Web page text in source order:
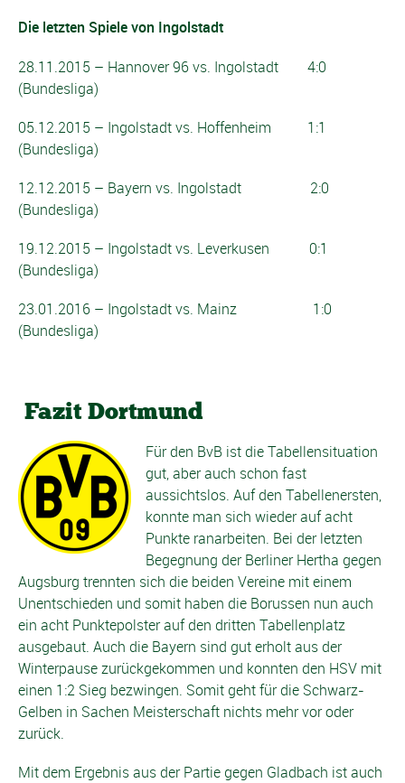
Die letzten Spiele von Ingolstadt
28.11.2015 – Hannover 96 vs. Ingolstadt 4:0
(Bundesliga)
05.12.2015 – Ingolstadt vs. Hoffenheim 1:1
(Bundesliga)
12.12.2015 – Bayern vs. Ingolstadt 2:0
(Bundesliga)
19.12.2015 – Ingolstadt vs. Leverkusen 0:1
(Bundesliga)
23.01.2016 – Ingolstadt vs. Mainz 1:0
(Bundesliga)
Fazit Dortmund
Für den BvB ist die Tabellensituation
gut, aber auch schon fast
aussichtslos. Auf den Tabellenersten,
konnte man sich wieder auf acht
Punkte ranarbeiten. Bei der letzten
Begegnung der Berliner Hertha gegen
Augsburg trennten sich die beiden Vereine mit einem
Unentschieden und somit haben die Borussen nun auch
ein acht Punktepolster auf den dritten Tabellenplatz
ausgebaut. Auch die Bayern sind gut erholt aus der
Winterpause zurückgekommen und konnten den HSV mit
einen 1:2 Sieg bezwingen. Somit geht für die Schwarz-
Gelben in Sachen Meisterschaft nichts mehr vor oder
zurück.
Mit dem Ergebnis aus der Partie gegen Gladbach ist auch